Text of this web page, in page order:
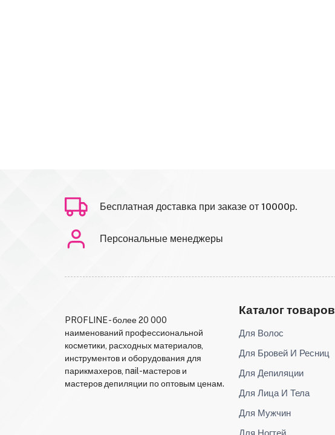
Бесплатная доставка при заказе от 10000р.
Персональные менеджеры
PROFLINE - более 20 000
наименований профессиональной
косметики, расходных материалов,
инструментов и оборудования для
парикмахеров, nail-мастеров и
мастеров депиляции по оптовым ценам.
Каталог товаров
Для Волос
Для Бровей И Ресниц
Для Депиляции
Для Лица И Тела
Для Мужчин
Для Ногтей